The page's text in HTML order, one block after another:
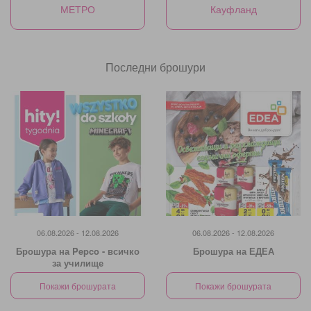
МЕТРО
Кауфланд
Последни брошури
06.08.2026 - 12.08.2026
Брошура на Pepco - всичко
за училище
Покажи брошурата
06.08.2026 - 12.08.2026
Брошура на ЕДЕА
Покажи брошурата